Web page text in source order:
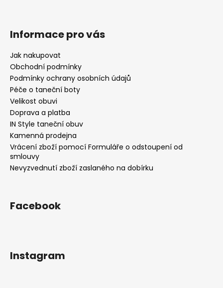
Informace pro vás
Jak nakupovat
Obchodní podmínky
Podmínky ochrany osobních údajů
Péče o taneční boty
Velikost obuvi
Doprava a platba
IN Style taneční obuv
Kamenná prodejna
Vrácení zboží pomocí Formuláře o odstoupení od
smlouvy
Nevyzvednutí zboží zaslaného na dobírku
Facebook
Instagram